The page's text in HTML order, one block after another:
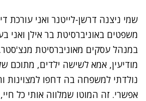
שמי ניצנה דרשן-לייטנר ואני עורכת
משפטים באוניברסיטת בר אילן ואני
במנהל עסקים מאוניברסיטת
נולדתי למשפחה בה דחפו למצוינות
אפשרי. זה המוטו שמלווה אותי כל